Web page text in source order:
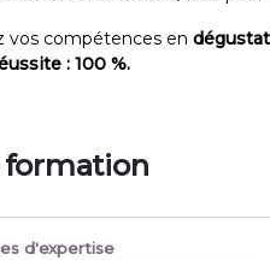
vos compétences en
: 100 %.
formation
d'expertise